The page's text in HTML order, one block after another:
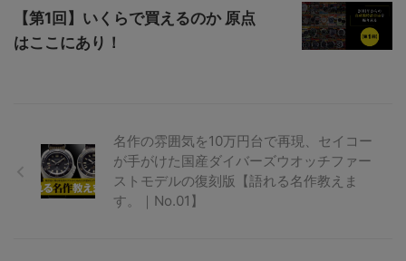
【第1回】いくらで買えるのか 原点
はここにあり！
名作の雰囲気を10万円台で再現、セイコー
が手がけた国産ダイバーズウオッチファー
ストモデルの復刻版【語れる名作教えま
す。｜No.01】